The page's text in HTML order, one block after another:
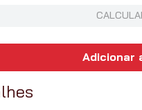
Adicionar